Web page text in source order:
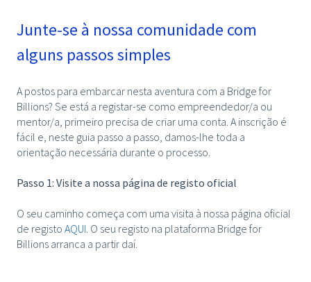
Junte-se à nossa comunidade com
alguns passos simples
A postos para embarcar nesta aventura com a Bridge for
Billions? Se está a registar-se como empreendedor/a ou
mentor/a, primeiro precisa de criar uma conta. A inscrição é
fácil e, neste guia passo a passo, damos-lhe toda a
orientação necessária durante o processo.
Passo 1: Visite a nossa página de registo oficial
O seu caminho começa com uma visita à nossa página oficial
de registo AQUI. O seu registo na plataforma Bridge for
Billions arranca a partir daí.